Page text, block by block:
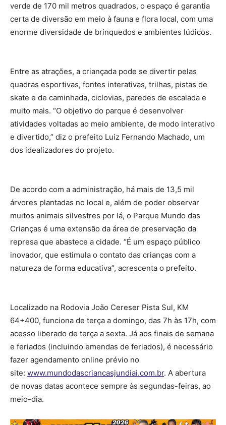
verde de 170 mil metros quadrados, o espaço é garantia
certa de diversão em meio à fauna e flora local, com uma
enorme diversidade de brinquedos e ambientes lúdicos.
Entre as atrações, a criançada pode se divertir pelas
quadras esportivas, fontes interativas, trilhas, pistas de
skate e de caminhada, ciclovias, paredes de escalada e
muito mais. “O objetivo do parque é desenvolver
atividades voltadas ao meio ambiente, de modo interativo
e divertido,” diz o prefeito Luiz Fernando Machado, um
dos idealizadores do projeto.
De acordo com a administração, há mais de 13,5 mil
árvores plantadas no local e, além de poder observar
muitos animais silvestres por lá, o Parque Mundo das
Crianças é uma extensão da área de preservação da
represa que abastece a cidade. “É um espaço público
inovador, que estimula o contato das crianças com a
natureza de forma educativa”, acrescenta o prefeito.
Localizado na Rodovia João Cereser Pista Sul, KM
64+400, funciona de terça a domingo, das 7h às 17h, com
acesso liberado de terça a sexta. Já aos finais de semana
e feriados (incluindo emendas de feriados), é necessário
fazer agendamento online prévio no
site: www.mundodascriancasjundiai.com.br. A abertura
de novas datas acontece sempre às segundas-feiras, ao
meio-dia.